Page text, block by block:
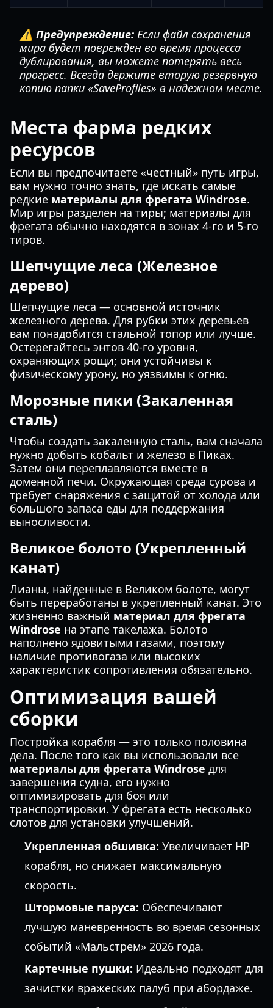
⚠️ Предупреждение: Если файл сохранения
мира будет поврежден во время процесса
дублирования, вы можете потерять весь
прогресс. Всегда держите вторую резервную
копию папки «SaveProfiles» в надежном месте.
Места фарма редких
ресурсов
Если вы предпочитаете «честный» путь игры,
вам нужно точно знать, где искать самые
редкие материалы для фрегата Windrose.
Мир игры разделен на тиры; материалы для
фрегата обычно находятся в зонах 4-го и 5-го
тиров.
Шепчущие леса (Железное
дерево)
Шепчущие леса — основной источник
железного дерева. Для рубки этих деревьев
вам понадобится стальной топор или лучше.
Остерегайтесь энтов 40-го уровня,
охраняющих рощи; они устойчивы к
физическому урону, но уязвимы к огню.
Морозные пики (Закаленная
сталь)
Чтобы создать закаленную сталь, вам сначала
нужно добыть кобальт и железо в Пиках.
Затем они переплавляются вместе в
доменной печи. Окружающая среда сурова и
требует снаряжения с защитой от холода или
большого запаса еды для поддержания
выносливости.
Великое болото (Укрепленный
канат)
Лианы, найденные в Великом болоте, могут
быть переработаны в укрепленный канат. Это
жизненно важный материал для фрегата
Windrose на этапе такелажа. Болото
наполнено ядовитыми газами, поэтому
наличие противогаза или высоких
характеристик сопротивления обязательно.
Оптимизация вашей
сборки
Постройка корабля — это только половина
дела. После того как вы использовали все
материалы для фрегата Windrose для
завершения судна, его нужно
оптимизировать для боя или
транспортировки. У фрегата есть несколько
слотов для установки улучшений.
Укрепленная обшивка: Увеличивает HP
корабля, но снижает максимальную
скорость.
Штормовые паруса: Обеспечивают
лучшую маневренность во время сезонных
событий «Мальстрем» 2026 года.
Картечные пушки: Идеально подходят для
зачистки вражеских палуб при абордаже.